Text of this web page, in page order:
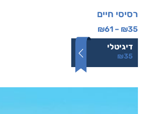
רסיסי חיים
₪35
–
₪61
דיגיטלי
₪35